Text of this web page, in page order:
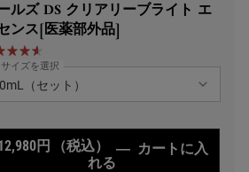
ルズ DS クリアリーブライト エ
ンス[医薬部外品]
サイズを選択
円 （税込） ― カートに入
れる